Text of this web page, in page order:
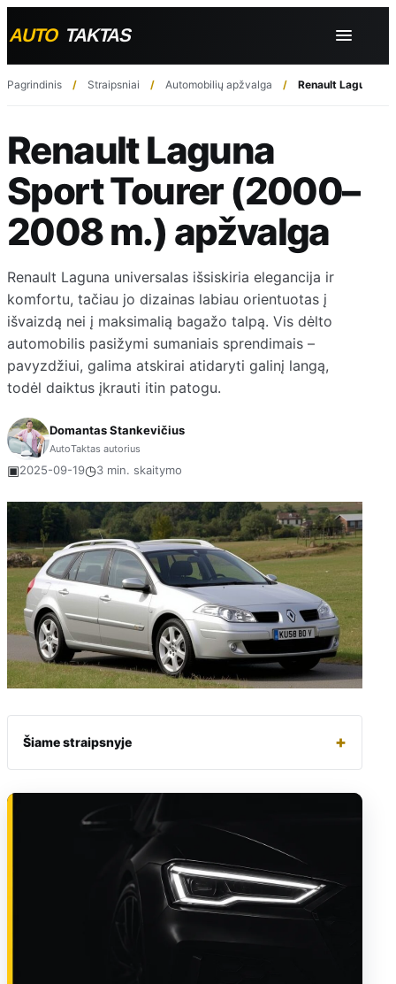
Pagrindinis Straipsniai Automobilių apžvalga Renault Laguna
Renault Laguna
Sport Tourer (2000–
2008 m.) apžvalga
Renault Laguna universalas išsiskiria elegancija ir
komfortu, tačiau jo dizainas labiau orientuotas į
išvaizdą nei į maksimalią bagažo talpą. Vis dėlto
automobilis pasižymi sumaniais sprendimais –
pavyzdžiui, galima atskirai atidaryti galinį langą,
todėl daiktus įkrauti itin patogu.
Domantas Stankevičius
AutoTaktas autorius
▣2025-09-19◷3 min. skaitymo
Šiame straipsnyje +